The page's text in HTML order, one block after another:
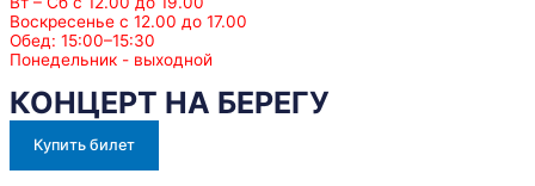
Воскресенье с 12.00 до 17.00
Обед: 15:00–15:30
Понедельник - выходной
КОНЦЕРТ НА БЕРЕГУ
Купить билет